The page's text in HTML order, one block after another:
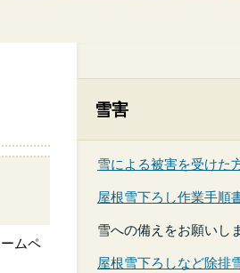
ムペ
雪害
雪による被害を受けた
屋根雪下ろし作業手順
雪への備えをお願いし
屋根雪下ろしなど除排